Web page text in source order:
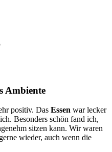
Ambiente
positiv. Das Essen war lecker
Besonders schön fand ich,
sitzen kann. Wir waren
wieder, auch wenn die